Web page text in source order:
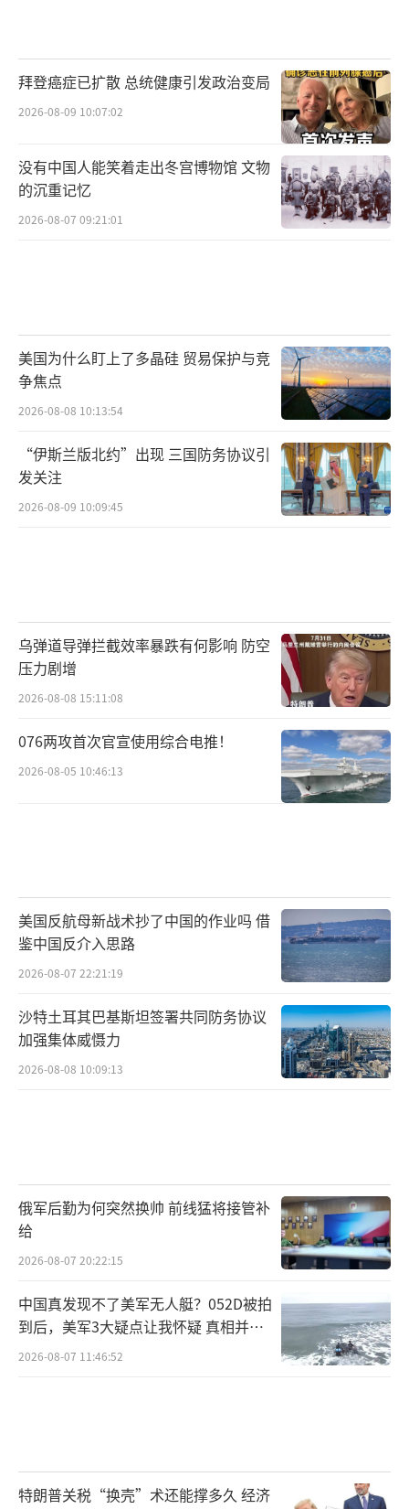
拜登癌症已扩散 总统健康引发政治变局
2026-08-09 10:07:02
没有中国人能笑着走出冬宫博物馆 文物
的沉重记忆
2026-08-07 09:21:01
美国为什么盯上了多晶硅 贸易保护与竞
争焦点
2026-08-08 10:13:54
“伊斯兰版北约”出现 三国防务协议引
发关注
2026-08-09 10:09:45
乌弹道导弹拦截效率暴跌有何影响 防空
压力剧增
2026-08-08 15:11:08
076两攻首次官宣使用综合电推！
2026-08-05 10:46:13
美国反航母新战术抄了中国的作业吗 借
鉴中国反介入思路
2026-08-07 22:21:19
沙特土耳其巴基斯坦签署共同防务协议
加强集体威慑力
2026-08-08 10:09:13
俄军后勤为何突然换帅 前线猛将接管补
给
2026-08-07 20:22:15
中国真发现不了美军无人艇？052D被拍
到后，美军3大疑点让我怀疑 真相并非
如此
2026-08-07 11:46:52
特朗普关税“换壳”术还能撑多久 经济